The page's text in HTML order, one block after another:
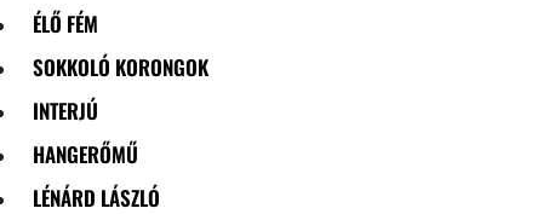
ÉLŐ FÉM
SOKKOLÓ KORONGOK
INTERJÚ
HANGERŐMŰ
LÉNÁRD LÁSZLÓ